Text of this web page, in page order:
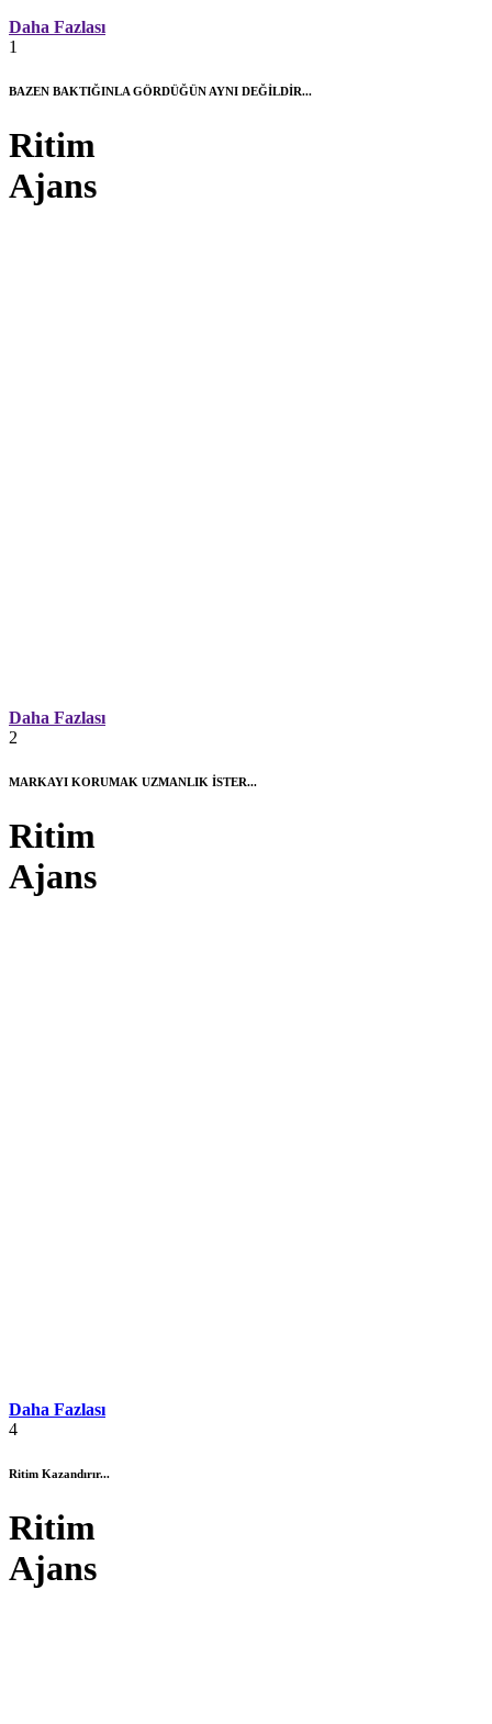
Daha Fazlası
1
BAZEN BAKTIĞINLA GÖRDÜĞÜN AYNI DEĞİLDİR...
Ritim
Ajans
Daha Fazlası
2
MARKAYI KORUMAK UZMANLIK İSTER...
Ritim
Ajans
Daha Fazlası
4
Ritim Kazandırır...
Ritim
Ajans